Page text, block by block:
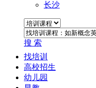
长沙
搜 索
找培训
高校招生
幼儿园